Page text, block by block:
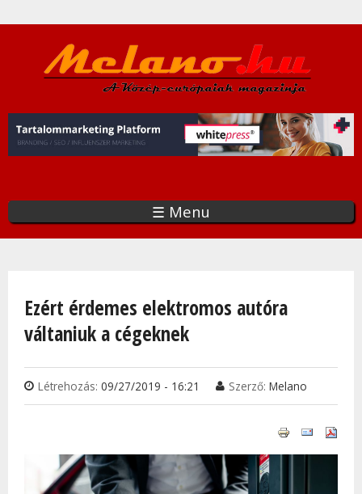
a
tartalomra
☰ Menu
Ezért érdemes elektromos autóra
váltaniuk a cégeknek
Létrehozás: 09/27/2019 - 16:21 Szerző: Melano